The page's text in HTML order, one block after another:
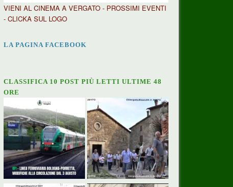
VIENI AL CINEMA A VERGATO - PROSSIMI EVENTI
- CLICKA SUL LOGO
LA PAGINA FACEBOOK
CLASSIFICA 10 POST PIÙ LETTI ULTIME 48
ORE